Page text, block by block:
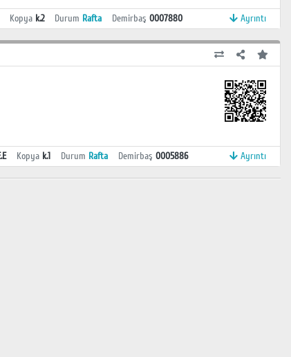
Kopya k.2 Durum Rafta Demirbaş 0007880 Ayrıntı
Kopya k.1 Durum Rafta Demirbaş 0005886 Ayrıntı